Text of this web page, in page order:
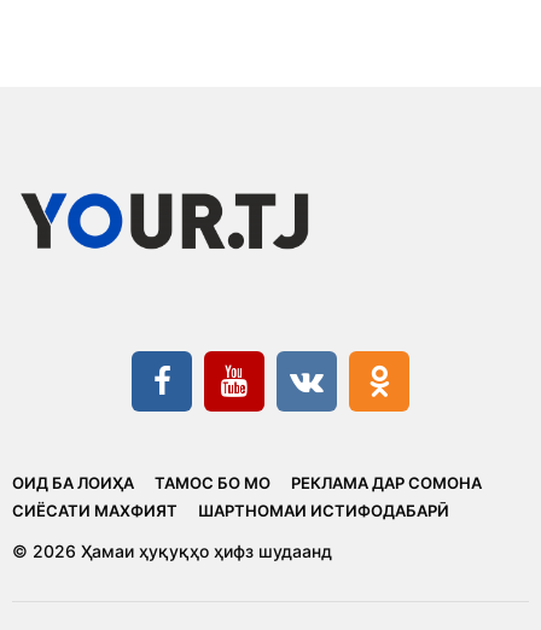
ОИД БА ЛОИҲА ТАМОС БО МО
РЕКЛАМА ДАР СОМОНА
CИЁСАТИ МАХФИЯТ
ШАРТНОМАИ ИСТИФОДАБАРӢ
© 2026 Ҳамаи ҳуқуқҳо ҳифз шудаанд